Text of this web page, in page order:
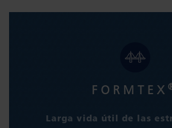
FORMTEX
Larga vida útil de las